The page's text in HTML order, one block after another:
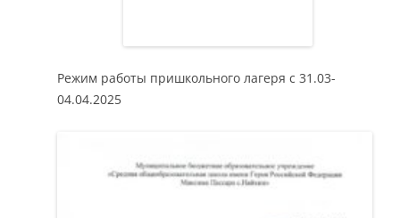
Режим работы пришкольного лагеря с 31.03-
04.04.2025